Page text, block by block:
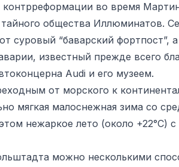
контрреформации во время
общества Иллюминатов.
суровый “баварский фортпост”,
известный прежде всего
Audi и его музеем.
от морского к
мягкая малоснежная зима со
нежаркое лето (около +22°C)
можно несколькими